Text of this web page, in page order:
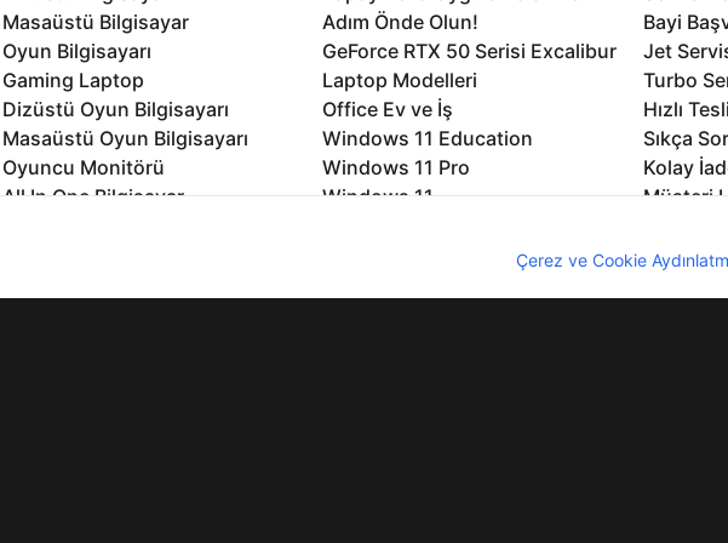
Masaüstü Bilgisayar
Oyun Bilgisayarı
Gaming Laptop
Dizüstü Oyun Bilgisayarı
Masaüstü Oyun Bilgisayarı
Oyuncu Monitörü
All In One Bilgisayar
Adım Önde Olun!
GeForce RTX 50 Serisi Excalibur
Laptop Modelleri
Office Ev ve İş
Windows 11 Education
Windows 11 Pro
Windows 11
Excalibur Duvar Kağıtları
Bayi
Jet
Turbo
Hızlı
Sıkça
Kolay
Müşteri
Logo ve
Çerez ve Cookie